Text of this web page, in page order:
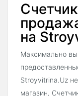
на
Максимально
Stroyvitrina.Uz
магазин,